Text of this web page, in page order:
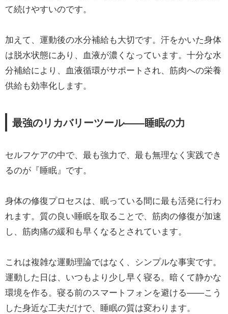
て続けやすいのです。
加えて、運動後の水分補給も大切です。汗をかいた身体
は脱水状態にあり、血液が濃くなっています。十分な水
分補給により、血液循環がサポートされ、筋肉への栄養
供給も効率化します。
最強のリカバリーツール——睡眠の力
セルフケアの中で、最も強力で、最も無理なく実践でき
るのが『睡眠』です。
身体の修復プロセスは、眠っている間に最も活発に行わ
れます。質の良い睡眠を取ることで、筋肉の修復が加速
し、筋肉痛の緩和も早くなるとされています。
これは複雑な運動理論ではなく、シンプルな事実です。
運動した日は、いつもより少し早く寝る。暗くて静かな
環境を作る。寝る前のスマートフォンを避ける——こう
した身近な工夫だけで、睡眠の質は変わります。